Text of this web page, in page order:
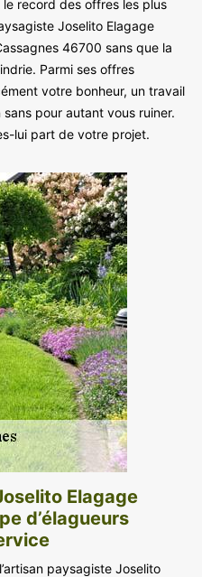
record des offres les plus
Joselito Elagage
46700 sans que la
Parmi ses offres
votre bonheur, un travail
pour autant vous ruiner.
lui part de votre projet.
Elagage
d’élagueurs
paysagiste Joselito